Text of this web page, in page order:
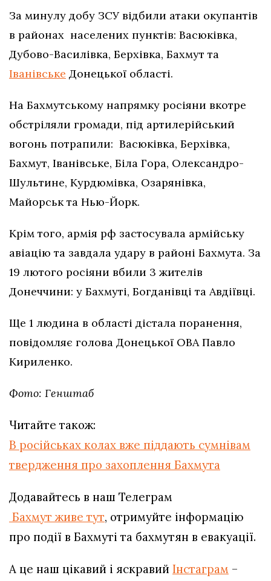
За минулу добу ЗСУ відбили атаки окупантів
в районах населених пунктів: Васюківка,
Дубово-Василівка, Берхівка, Бахмут та
Іванівське Донецької області.
На Бахмутському напрямку росіяни вкотре
обстріляли громади, під артилерійський
вогонь потрапили: Васюківка, Берхівка,
Бахмут, Іванівське, Біла Гора, Олександро-
Шультине, Курдюмівка, Озарянівка,
Майорськ та Нью-Йорк.
Крім того, армія рф застосувала армійську
авіацію та завдала удару в районі Бахмута. За
19 лютого росіяни вбили 3 жителів
Донеччини: у Бахмуті, Богданівці та Авдіївці.
Ще 1 людина в області дістала поранення,
повідомляє голова Донецької ОВА Павло
Кириленко.
Фото: Генштаб
Читайте також:
В російськах колах вже піддають сумнівам
твердження про захоплення Бахмута
Додавайтесь в наш Телеграм
Бахмут живе тут, отримуйте інформацію
про події в Бахмуті та бахмутян в евакуації.
А це наш цікавий і яскравий Інстаграм –